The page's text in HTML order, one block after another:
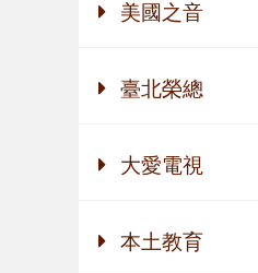
美國之音
臺北榮總
大愛電視
本土教育